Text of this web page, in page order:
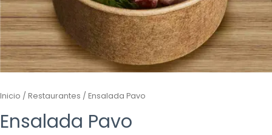
Inicio / Restaurantes / Ensalada Pavo
Ensalada Pavo